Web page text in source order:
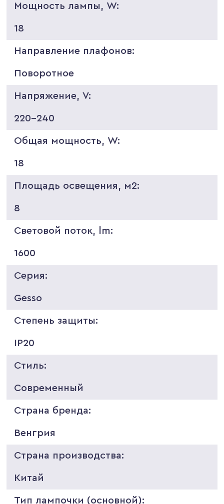
Мощность лампы, W:
18
Направление плафонов:
Поворотное
Напряжение, V:
220-240
Общая мощность, W:
18
Площадь освещения, м2:
8
Световой поток, lm:
1600
Серия:
Gesso
Степень защиты:
IP20
Стиль:
Современный
Страна бренда:
Венгрия
Страна производства:
Китай
Тип лампочки (основной):